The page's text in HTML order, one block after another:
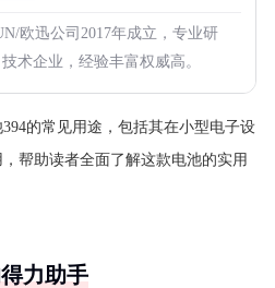
欧迅公司2017年成立，专业研
术企业，经验丰富权威高。
的常见用途，包括其在小型电子设
帮助读者全面了解这款电池的实用
力助手